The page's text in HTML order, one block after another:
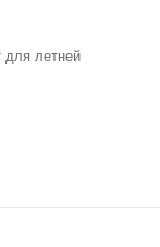
для летней